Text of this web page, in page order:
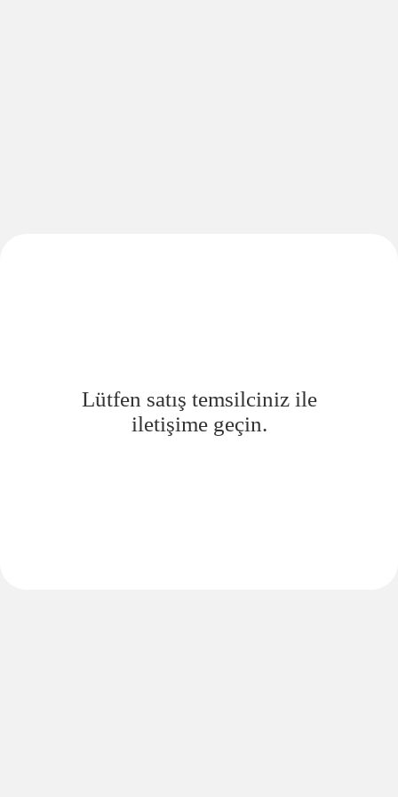
Lütfen satış temsilciniz ile
iletişime geçin.